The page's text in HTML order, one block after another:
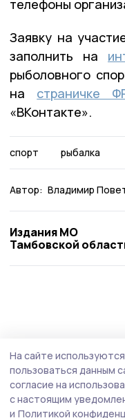
телефоны
Заявку на
заполнить на
рыболовного
на страничке
«ВКонтакте».
спорт рыбалка
Автор: Владимир
Издания МО
Тамбовской
На сайте
пользоваться данным
согласие на
с настоящим
и Политикой